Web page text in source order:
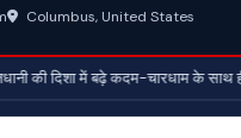
Columbus, United States
की दिशा में बढ़े कदम-चारधाम के साथ